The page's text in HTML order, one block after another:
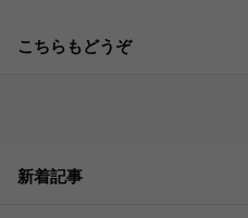
こちらもどうぞ
新着記事